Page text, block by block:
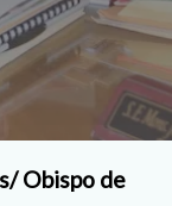
Obispo de